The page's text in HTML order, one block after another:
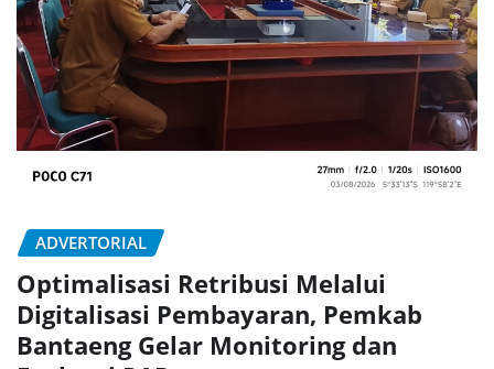
ADVERTORIAL
Optimalisasi Retribusi Melalui
Digitalisasi Pembayaran, Pemkab
Bantaeng Gelar Monitoring dan